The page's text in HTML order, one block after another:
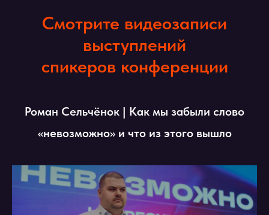
Смотрите видеозаписи
выступлений
спикеров конференции
Роман Сельчёнок | Как мы забыли слово
«невозможно» и что из этого вышло